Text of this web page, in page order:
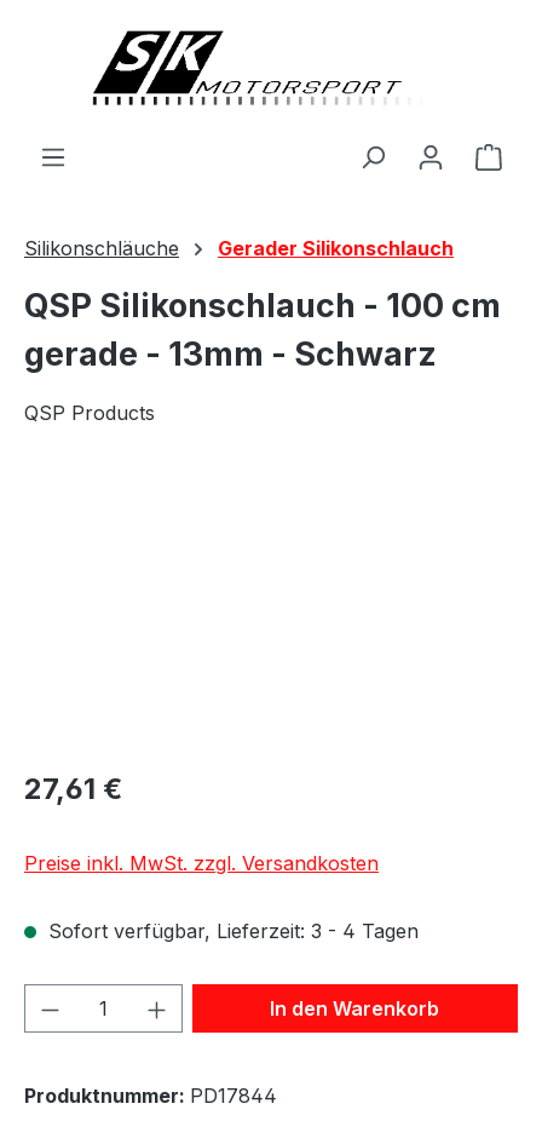
Silikonschläuche Gerader Silikonschlauch
QSP Silikonschlauch - 100 cm
gerade - 13mm - Schwarz
QSP Products
27,61 €
Preise inkl. MwSt. zzgl. Versandkosten
Sofort verfügbar, Lieferzeit: 3 - 4 Tagen
Produkt Anzahl: Gib denIn den Warenkorb
Produktnummer: PD17844